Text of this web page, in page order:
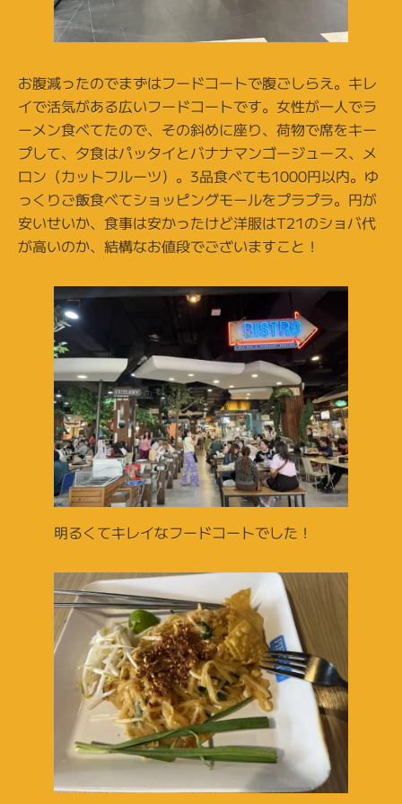
お腹減ったのでまずはフードコートで腹ごしらえ。キレ
イで活気がある広いフードコートです。女性が一人でラ
ーメン食べてたので、その斜めに座り、荷物で席をキー
プして、夕食はパッタイとバナナマンゴージュース、メ
ロン（カットフルーツ）。3品食べても1000円以内。ゆ
っくりご飯食べてショッピングモールをプラプラ。円が
安いせいか、食事は安かったけど洋服はT21のショバ代
が高いのか、結構なお値段でございますこと！
明るくてキレイなフードコートでした！